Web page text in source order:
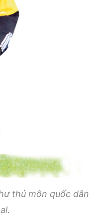
thủ môn quốc dân